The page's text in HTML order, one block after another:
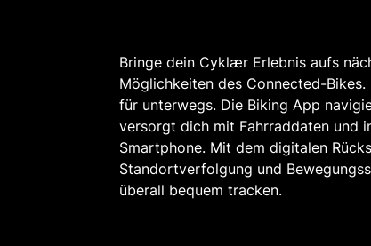
Bringe dein Cyklær Erlebnis aufs
Möglichkeiten des Connected-
für unterwegs. Die Biking App
versorgt dich mit Fahrraddaten und
Smartphone. Mit dem digitalen
Standortverfolgung und
überall bequem tracken.